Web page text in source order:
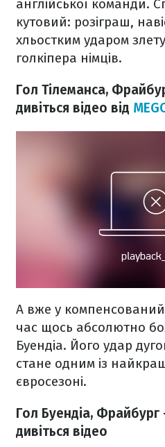
англійської команди.
кутовий: розіграш,
хльостким ударом
голкіпера німців.
Гол Тілеманса,
дивіться відео від
А вже у
час щось абсолютно
Буендіа. Його удар
стане одним із
євросезоні.
Гол Буендіа, Фрайбург
дивіться відео